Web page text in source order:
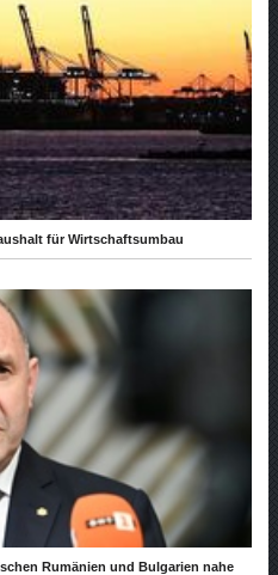
für Wirtschaftsumbau
Rumänien und Bulgarien nahe